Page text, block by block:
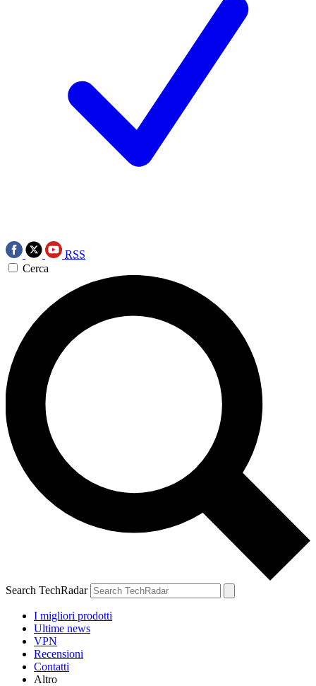
RSS
Cerca
Search TechRadar
I migliori prodotti
Ultime news
VPN
Recensioni
Contatti
Altro